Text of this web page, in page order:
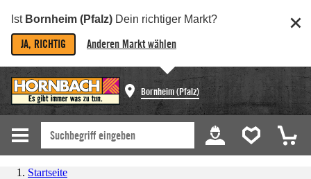
Ist Bornheim (Pfalz) Dein richtiger Markt?
JA, RICHTIG Anderen Markt wählen
Bornheim (Pfalz)
Startseite